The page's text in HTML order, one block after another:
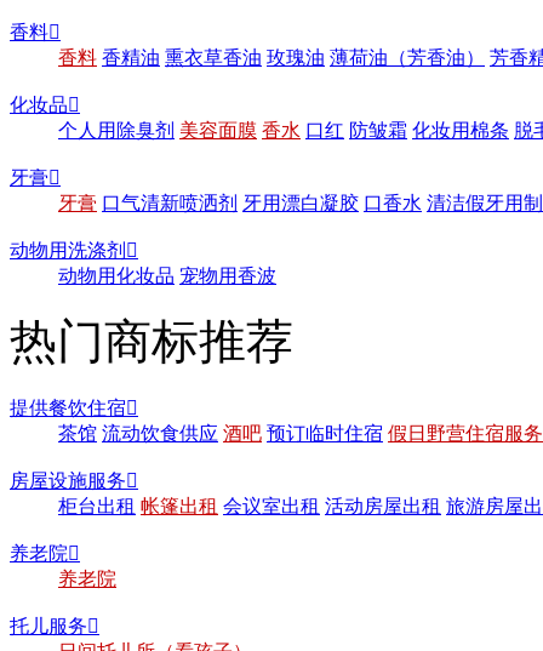
香料
香料 香精油 熏衣草香油 玫瑰油 薄荷油（芳香油） 芳香
化妆品
个人用除臭剂 美容面膜 香水 口红 防皱霜 化妆用棉条 脱
牙膏
牙膏 口气清新喷洒剂 牙用漂白凝胶 口香水 清洁假牙用
动物用洗涤剂 
动物用化妆品 宠物用香波
热门商标推荐
提供餐饮住宿
茶馆 流动饮食供应 酒吧 预订临时住宿 假日野营住宿服务
房屋设施服务
柜台出租 帐篷出租 会议室出租 活动房屋出租 旅游房屋
养老院
养老院
托儿服务